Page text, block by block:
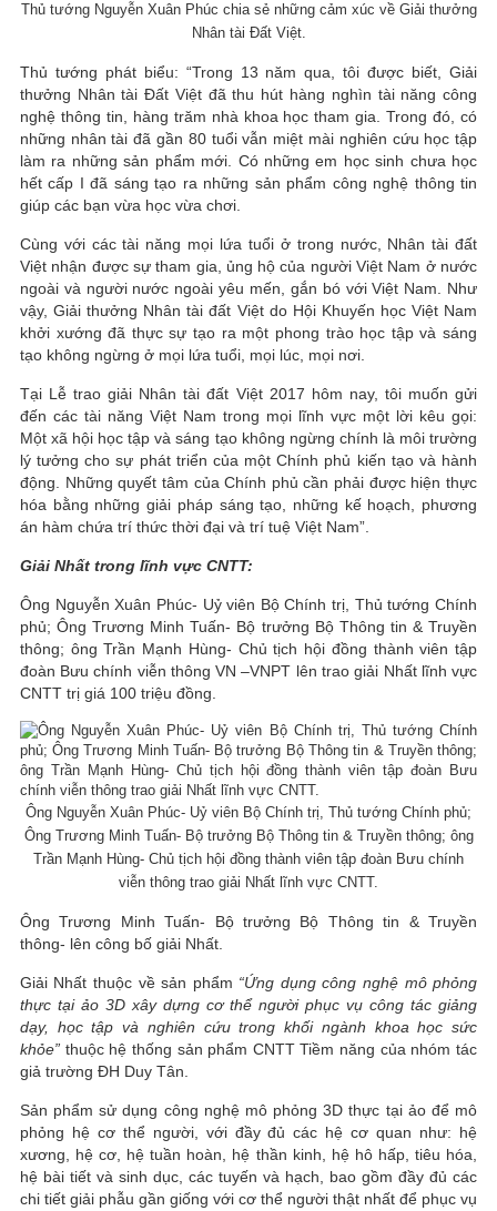
Thủ tướng Nguyễn Xuân Phúc chia sẻ những cảm xúc về Giải thưởng
Nhân tài Đất Việt.
Thủ tướng phát biểu: “Trong 13 năm qua, tôi được biết, Giải
thưởng Nhân tài Đất Việt đã thu hút hàng nghìn tài năng công
nghệ thông tin, hàng trăm nhà khoa học tham gia. Trong đó, có
những nhân tài đã gần 80 tuổi vẫn miệt mài nghiên cứu học tập
làm ra những sản phẩm mới. Có những em học sinh chưa học
hết cấp I đã sáng tạo ra những sản phẩm công nghệ thông tin
giúp các bạn vừa học vừa chơi.
Cùng với các tài năng mọi lứa tuổi ở trong nước, Nhân tài đất
Việt nhận được sự tham gia, ủng hộ của người Việt Nam ở nước
ngoài và người nước ngoài yêu mến, gắn bó với Việt Nam. Như
vậy, Giải thưởng Nhân tài đất Việt do Hội Khuyến học Việt Nam
khởi xướng đã thực sự tạo ra một phong trào học tập và sáng
tạo không ngừng ở mọi lứa tuổi, mọi lúc, mọi nơi.
Tại Lễ trao giải Nhân tài đất Việt 2017 hôm nay, tôi muốn gửi
đến các tài năng Việt Nam trong mọi lĩnh vực một lời kêu gọi:
Một xã hội học tập và sáng tạo không ngừng chính là môi trường
lý tưởng cho sự phát triển của một Chính phủ kiến tạo và hành
động. Những quyết tâm của Chính phủ cần phải được hiện thực
hóa bằng những giải pháp sáng tạo, những kế hoạch, phương
án hàm chứa trí thức thời đại và trí tuệ Việt Nam”.
Giải Nhất trong lĩnh vực CNTT:
Ông Nguyễn Xuân Phúc- Uỷ viên Bộ Chính trị, Thủ tướng Chính
phủ; Ông Trương Minh Tuấn- Bộ trưởng Bộ Thông tin & Truyền
thông; ông Trần Mạnh Hùng- Chủ tịch hội đồng thành viên tập
đoàn Bưu chính viễn thông VN –VNPT lên trao giải Nhất lĩnh vực
CNTT trị giá 100 triệu đồng.
Ông Nguyễn Xuân Phúc- Uỷ viên Bộ Chính trị, Thủ tướng Chính phủ;
Ông Trương Minh Tuấn- Bộ trưởng Bộ Thông tin & Truyền thông; ông
Trần Mạnh Hùng- Chủ tịch hội đồng thành viên tập đoàn Bưu chính
viễn thông trao giải Nhất lĩnh vực CNTT.
Ông Trương Minh Tuấn- Bộ trưởng Bộ Thông tin & Truyền
thông- lên công bố giải Nhất.
Giải Nhất thuộc về sản phẩm “Ứng dụng công nghệ mô phỏng
thực tại ảo 3D xây dựng cơ thể người phục vụ công tác giảng
dạy, học tập và nghiên cứu trong khối ngành khoa học sức
khỏe”thuộc hệ thống sản phẩm CNTT Tiềm năng của nhóm tác
giả trường ĐH Duy Tân.
Sản phẩm sử dụng công nghệ mô phỏng 3D thực tại ảo để mô
phỏng hệ cơ thể người, với đầy đủ các hệ cơ quan như: hệ
xương, hệ cơ, hệ tuần hoàn, hệ thần kinh, hệ hô hấp, tiêu hóa,
hệ bài tiết và sinh dục, các tuyến và hạch, bao gồm đầy đủ các
chi tiết giải phẫu gần giống với cơ thể người thật nhất để phục vụ